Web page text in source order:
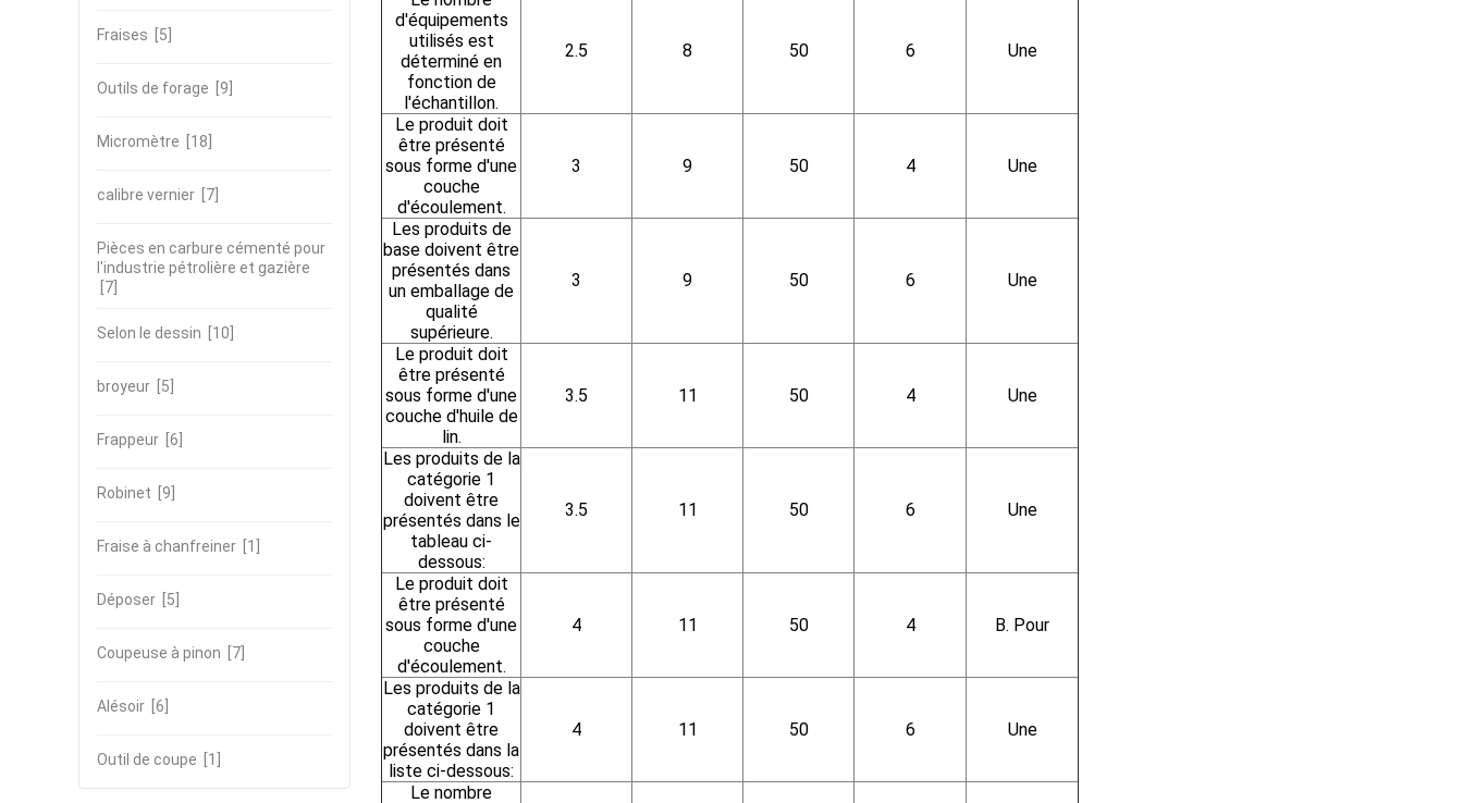
Fraises [5]
Outils de forage [9]
Micromètre [18]
calibre vernier [7]
Pièces en carbure cémenté pour
l'industrie pétrolière et gazière
[7]
Selon le dessin [10]
broyeur [5]
Frappeur [6]
Robinet [9]
Fraise à chanfreiner [1]
Déposer [5]
Coupeuse à pinon [7]
Alésoir [6]
Outil de coupe [1]
d'équipements
utilisés est
déterminé en
fonction de
l'échantillon.
2.5 8 50 6 Une
Le produit doit
être présenté
sous forme d'une
couche
d'écoulement.
3 9 50 4 Une
Les produits de
base doivent être
présentés dans
un emballage de
qualité
supérieure.
3 9 50 6 Une
Le produit doit
être présenté
sous forme d'une
couche d'huile de
lin.
3.5 11 50 4 Une
Les produits de la
catégorie 1
doivent être
présentés dans le
tableau ci-
dessous:
3.5 11 50 6 Une
Le produit doit
être présenté
sous forme d'une
couche
d'écoulement.
4 11 50 4 B. Pour
Les produits de la
catégorie 1
doivent être
présentés dans la
liste ci-dessous:
4 11 50 6 Une
Le nombre